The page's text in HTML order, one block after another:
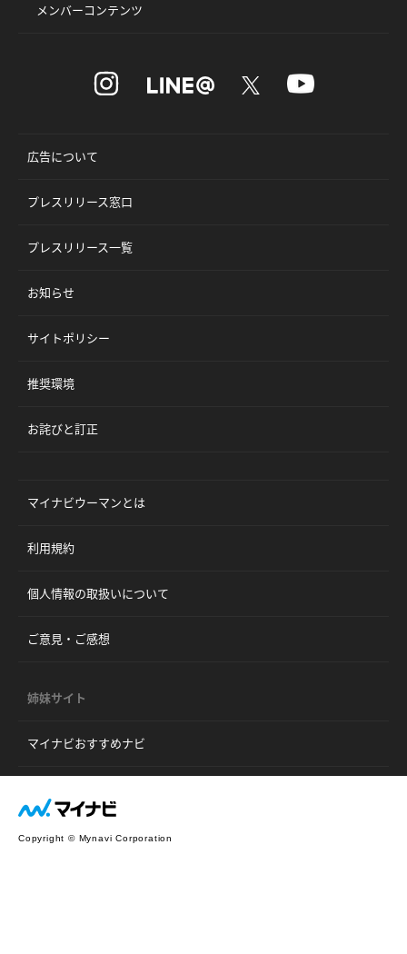
メンバーコンテンツ
広告について
プレスリリース窓口
プレスリリース一覧
お知らせ
サイトポリシー
推奨環境
お詫びと訂正
マイナビウーマンとは
利用規約
個人情報の取扱いについて
ご意見・ご感想
姉妹サイト
マイナビおすすめナビ
Copyright © Mynavi Corporation